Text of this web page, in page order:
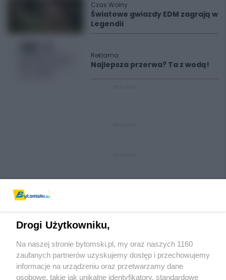
Czas Wolny
Światowe gwiazdy EDM zagrają w
Legendii
Reklama
Najlepsza przerwa? Ta z wodą!
Wydawca mediów lokalnych
Drogi Użytkowniku,
Na naszej stronie bytomski.pl, my oraz naszych 1160
zaufanych partnerów uzyskujemy dostęp i przechowujemy
informacje na urządzeniu oraz przetwarzamy dane
osobowe, takie jak unikalne identyfikatory, standardowe